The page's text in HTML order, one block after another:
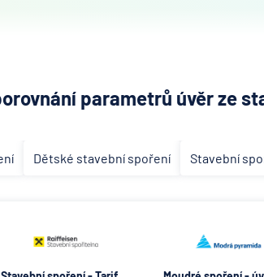
parametrů úvěr ze
Dětské stavební spoření Stavební